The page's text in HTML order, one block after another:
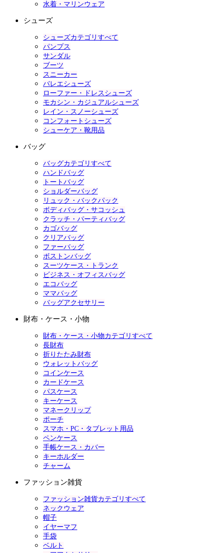
水着・マリンウェア
シューズ
シューズカテゴリすべて
パンプス
サンダル
ブーツ
スニーカー
バレエシューズ
ローファー・ドレスシューズ
モカシン・カジュアルシューズ
レイン・スノーシューズ
コンフォートシューズ
シューケア・靴用品
バッグ
バッグカテゴリすべて
ハンドバッグ
トートバッグ
ショルダーバッグ
リュック・バックパック
ボディバッグ・サコッシュ
クラッチ・パーティバッグ
カゴバッグ
クリアバッグ
ファーバッグ
ボストンバッグ
スーツケース・トランク
ビジネス・オフィスバッグ
エコバッグ
ママバッグ
バッグアクセサリー
財布・ケース・小物
財布・ケース・小物カテゴリすべて
長財布
折りたたみ財布
ウォレットバッグ
コインケース
カードケース
パスケース
キーケース
マネークリップ
ポーチ
スマホ・PC・タブレット用品
ペンケース
手帳ケース・カバー
キーホルダー
チャーム
ファッション雑貨
ファッション雑貨カテゴリすべて
ネックウェア
帽子
イヤーマフ
手袋
ベルト